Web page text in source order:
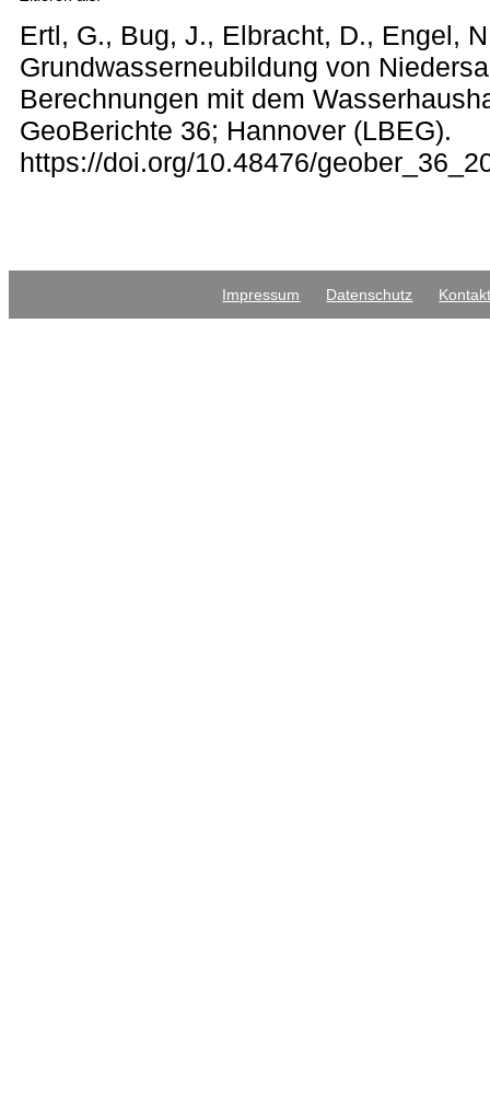
Ertl, G., Bug, J., Elbracht, D., Engel,
Grundwasserneubildung von
Berechnungen mit dem
GeoBerichte 36; Hannover (LBEG).
https://doi.org/10.48476/
Impressum Datenschutz